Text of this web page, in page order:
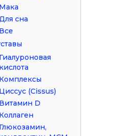
Мака
сна
Все
Гиалуроновая
кислота
Комплексы
Циссус (Cissus)
Витамин D
Коллаген
Глюкозамин,